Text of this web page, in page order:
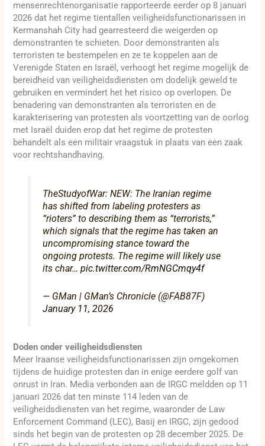
mensenrechtenorganisatie rapporteerde eerder op 8 januari
2026 dat het regime tientallen veiligheidsfunctionarissen in
Kermanshah City had gearresteerd die weigerden op
demonstranten te schieten. Door demonstranten als
terroristen te bestempelen en ze te koppelen aan de
Verenigde Staten en Israël, verhoogt het regime mogelijk de
bereidheid van veiligheidsdiensten om dodelijk geweld te
gebruiken en vermindert het het risico op overlopen. De
benadering van demonstranten als terroristen en de
karakterisering van protesten als voortzetting van de oorlog
met Israël duiden erop dat het regime de protesten
behandelt als een militair vraagstuk in plaats van een zaak
voor rechtshandhaving.
TheStudyofWar: NEW: The Iranian regime
has shifted from labeling protesters as
“rioters” to describing them as “terrorists,”
which signals that the regime has taken an
uncompromising stance toward the
ongoing protests. The regime will likely use
its char… pic.twitter.com/RmNGCmqy4f
— GMan | GMan’s Chronicle (@FAB87F)
January 11, 2026
Doden onder veiligheidsdiensten
Meer Iraanse veiligheidsfunctionarissen zijn omgekomen
tijdens de huidige protesten dan in enige eerdere golf van
onrust in Iran. Media verbonden aan de IRGC meldden op 11
januari 2026 dat ten minste 114 leden van de
veiligheidsdiensten van het regime, waaronder de Law
Enforcement Command (LEC), Basij en IRGC, zijn gedood
sinds het begin van de protesten op 28 december 2025. De